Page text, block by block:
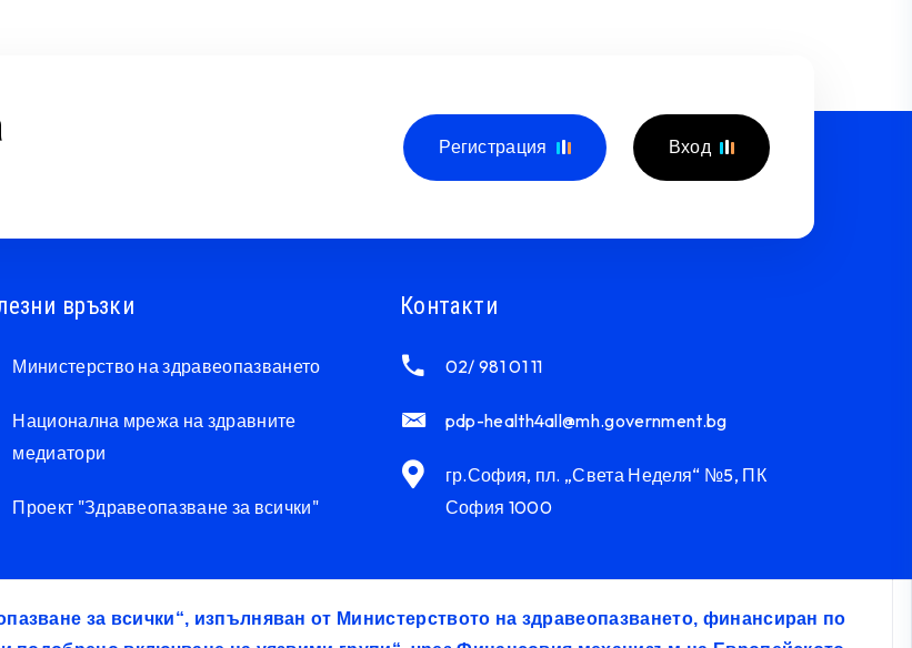
Регистрация Вход
връзки
Министерство на здравеопазването
Национална мрежа на здравните
медиатори
Проект "Здравеопазване за всички"
Контакти
02/ 981 01 11
pdp-health4all@mh.government.bg
гр.София, пл. „Света Неделя“ №5, ПК
София 1000
за всички“, изпълняван от Министерството на здравеопазването, финансиран по